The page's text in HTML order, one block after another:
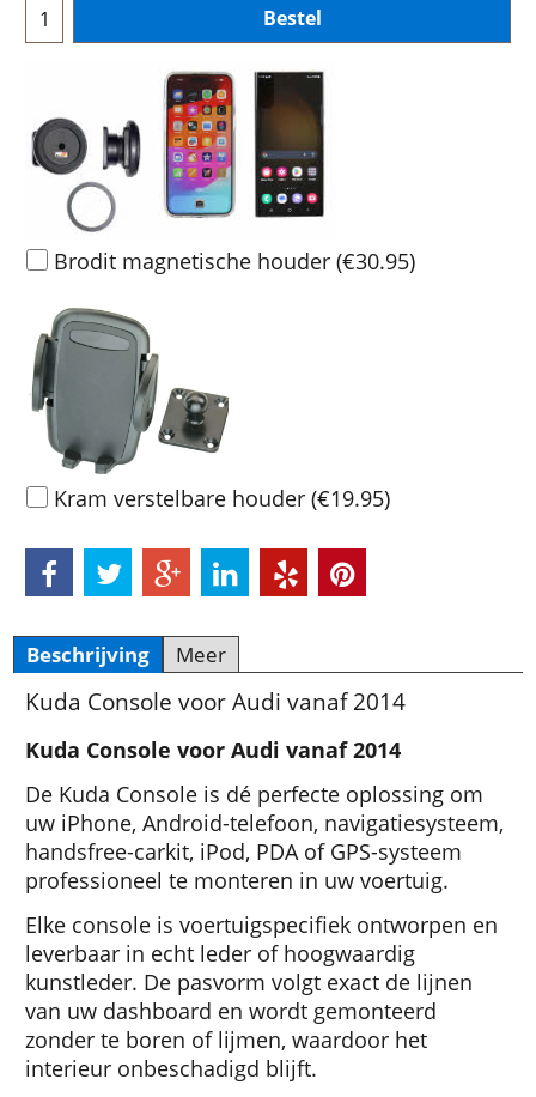
Bestel
Brodit magnetische houder (€30.95)
Kram verstelbare houder (€19.95)
Beschrijving Meer
Kuda Console voor Audi vanaf 2014
Kuda Console voor Audi vanaf 2014
De Kuda Console is dé perfecte oplossing om
uw iPhone, Android-telefoon, navigatiesysteem,
handsfree-carkit, iPod, PDA of GPS-systeem
professioneel te monteren in uw voertuig.
Elke console is voertuigspecifiek ontworpen en
leverbaar in echt leder of hoogwaardig
kunstleder. De pasvorm volgt exact de lijnen
van uw dashboard en wordt gemonteerd
zonder te boren of lijmen, waardoor het
interieur onbeschadigd blijft.